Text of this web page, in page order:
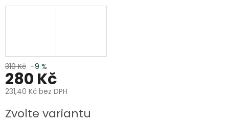
310 Kč –9 %
280 Kč
231,40 Kč bez DPH
cena:
Zvolte variantu